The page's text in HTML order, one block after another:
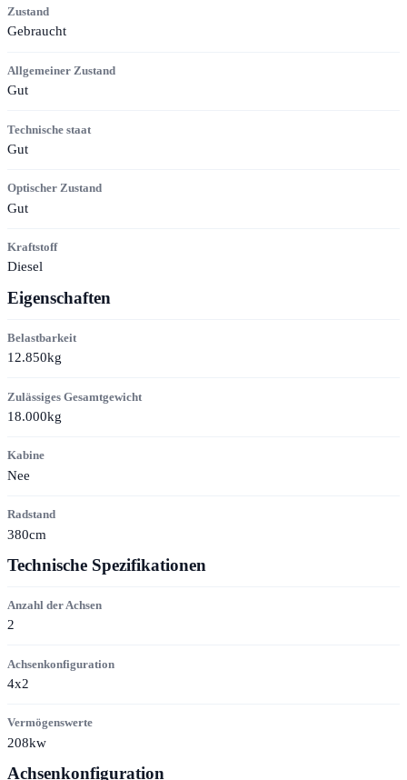
Zustand
Gebraucht
Allgemeiner Zustand
Gut
Technische staat
Gut
Optischer Zustand
Gut
Kraftstoff
Diesel
Eigenschaften
Belastbarkeit
12.850kg
Zulässiges Gesamtgewicht
18.000kg
Kabine
Nee
Radstand
380cm
Technische Spezifikationen
Anzahl der Achsen
2
Achsenkonfiguration
4x2
Vermögenswerte
208kw
Achsenkonfiguration